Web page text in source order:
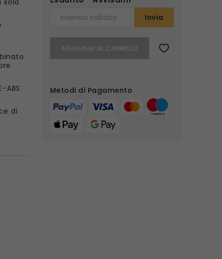
sola
ABS
di
Invia
AGGIUNGI AL CARRELLO
Metodi di Pagamento